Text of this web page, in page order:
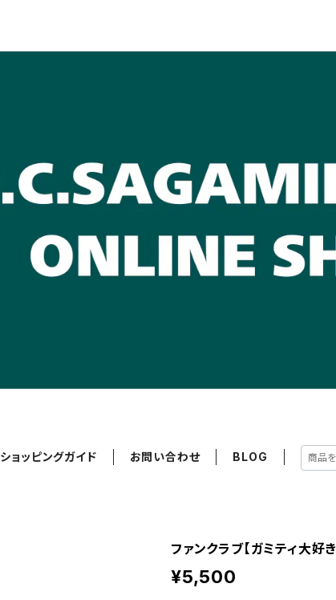
ショッピングガイド お問い合わせ BLOG
ファンクラブ【ガミティ大好
¥5,500